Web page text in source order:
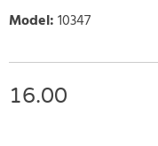
Model:10347
16.00